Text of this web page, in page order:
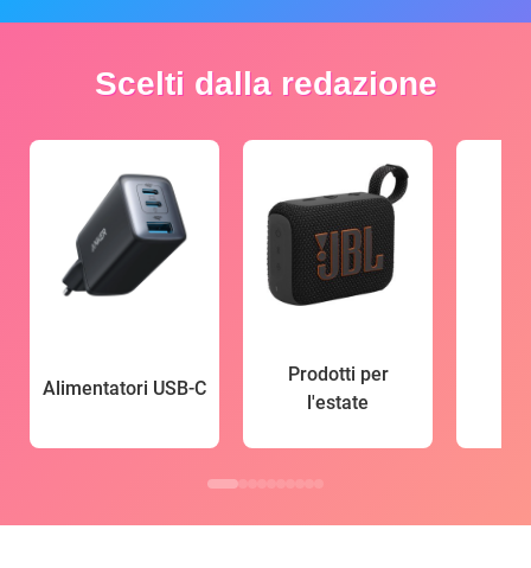
Scelti dalla redazione
Alimentatori USB-C
Prodotti per
l'estate